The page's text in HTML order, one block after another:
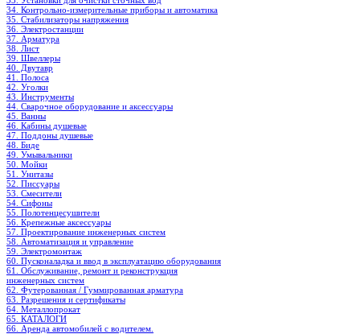
34. Контрольно-измерительные приборы и автоматика
35. Стабилизаторы напряжения
36. Электростанции
37. Арматура
38. Лист
39. Швеллеры
40. Двутавр
41. Полоса
42. Уголки
43. Инструменты
44. Сварочное оборудование и аксессуары
45. Ванны
46. Кабины душевые
47. Поддоны душевые
48. Биде
49. Умывальники
50. Мойки
51. Унитазы
52. Писсуары
53. Смесители
54. Сифоны
55. Полотенцесушители
56. Крепежные аксессуары
57. Проектирование инженерных систем
58. Автоматизация и управление
59. Электромонтаж
60. Пусконаладка и ввод в эксплуатацию оборудования
61. Обслуживание, ремонт и реконструкция
инженерных систем
62. Футерованная / Гуммированная арматура
63. Разрешения и сертификаты
64. Металлопрокат
65. КАТАЛОГИ
66. Аренда автомобилей с водителем.